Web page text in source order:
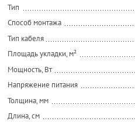
Тип
Способ монтажа
Тип кабеля
Площадь укладки, м²
Мощность, Вт
Напряжение питания
Толщина, мм
Длина, см